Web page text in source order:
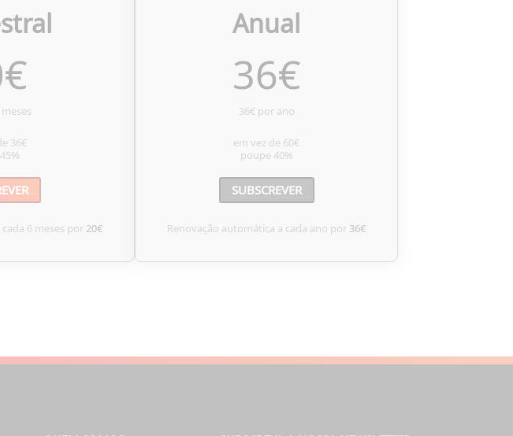
€
36€
45%
6 meses por20€
Anual
36€
36€ por ano
em vez de 60€
poupe40%
SUBSCREVER
Renovação automática a cada ano por36€